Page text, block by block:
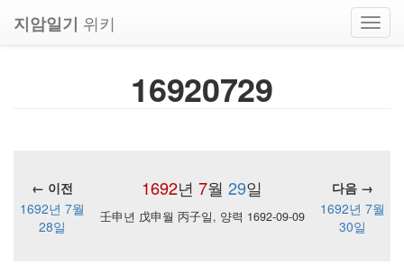
지암일기 위키
16920729
1692년 7월 29일
← 이전
다음 →
1692년 7월
28일
壬申년 戊申월 丙子일, 양력 1692-09-09
1692년 7월
30일